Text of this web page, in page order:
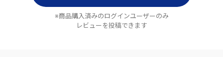
※商品購入済みのログインユーザーのみ
レビューを投稿できます